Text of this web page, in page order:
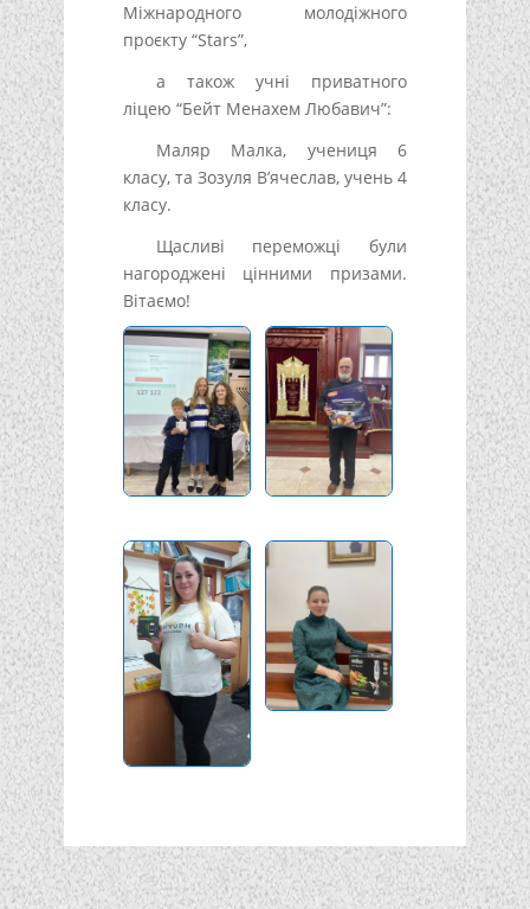
Міжнародного молодіжного
проєкту “Stars”,
а також учні приватного
ліцею “Бейт Менахем Любавич”:
Маляр Малка, учениця 6
класу, та Зозуля В’ячеслав, учень 4
класу.
Щасливі переможці були
нагороджені цінними призами.
Вітаємо!
Подписывайтесь!